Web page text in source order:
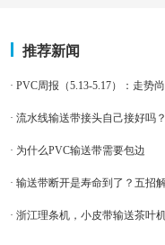
推荐新闻
· 流水线输送带接头自己接好吗？
· 为什么PVC输送带需要包边